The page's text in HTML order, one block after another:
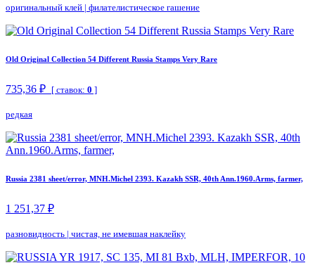
оригинальный клей | филателистическое гашение
Old Original Collection 54 Different Russia Stamps Very Rare
735,36 ₽ [ ставок: 0 ]
редкая
Russia 2381 sheet/error, MNH.Michel 2393. Kazakh SSR, 40th Ann.1960.Arms, farmer,
1 251,37 ₽
разновидность | чистая, не имевшая наклейку